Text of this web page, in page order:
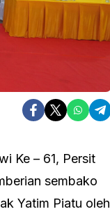
Ke – 61, Persit
sembako
Yatim Piatu oleh